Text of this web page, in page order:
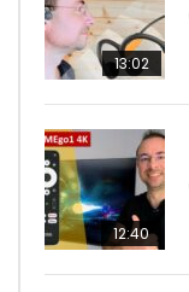
13:02
12:40